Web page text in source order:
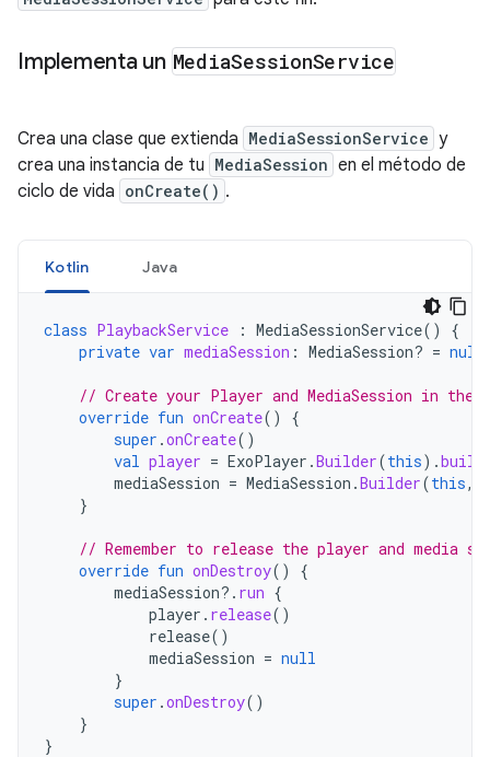
Implementa un MediaSessionService
Crea una clase que extienda MediaSessionService y
crea una instancia de tu MediaSession en el método de
ciclo de vida onCreate() .
Kotlin Java
class PlaybackService : MediaSessionService()
{
private var mediaSession : MediaSession? = null
// Create your Player and MediaSession in the
override fun onCreate()
{
super .onCreate()
val player = ExoPlayer .Builder(this).build
mediaSession = MediaSession .Builder(this,
}
// Remember to release the player and media
override fun onDestroy()
{
mediaSession?. run {
player . release()
release()
mediaSession = null
}
super .onDestroy()
}
}